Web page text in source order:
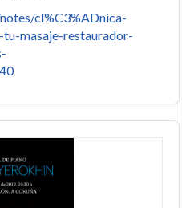
cl%C3%ADnica-
masaje-restaurador-